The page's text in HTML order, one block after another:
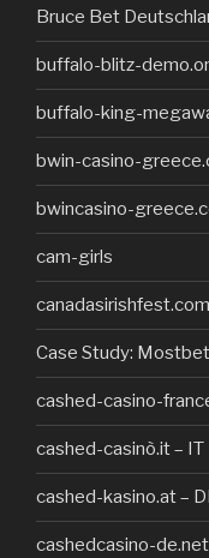
Bruce Bet
buffalo-blitz-
buffalo-king-
bwin-casino-
bwincasino-
cam-girls
Case Study:
cashed-casino-
cashed-casinò.it – IT
cashed-kasino.at –
cashedcasino-de.net